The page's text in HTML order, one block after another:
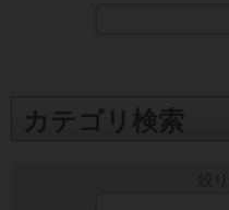
カテゴリ検索